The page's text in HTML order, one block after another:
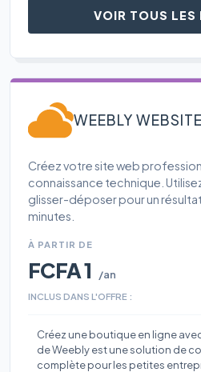
VOIR TOUS LES
WEEBLY
Créez votre site web
connaissance technique.
glisser-déposer pour un
minutes.
À PARTIR DE
FCFA 1 /an
INCLUS DANS L'OFFRE :
Créez une boutique en ligne
de Weebly est une solution de
complète pour les petites